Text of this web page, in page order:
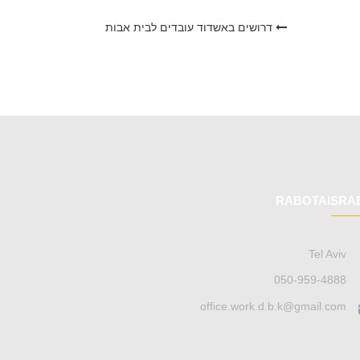
דרושים באשדוד עובדים לבית אבות
Tel Aviv
050-959-4888
office.work.d.b.k@gmail.com